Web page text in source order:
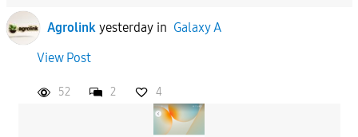
Agrolink yesterdayin Galaxy A
View Post
52 2 4